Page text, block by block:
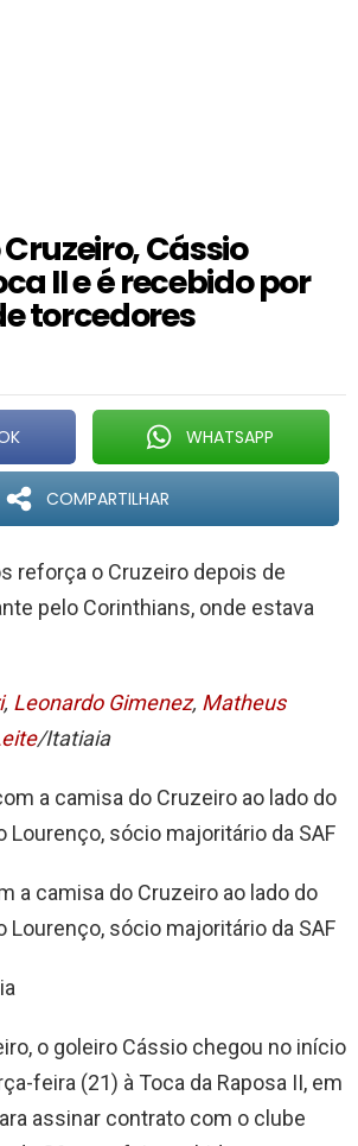
Cássio
II e é recebido por
torcedores
WHATSAPP
COMPARTILHAR
reforça o Cruzeiro depois de
pelo Corinthians, onde estava
, Leonardo Gimenez, Matheus
/Itatiaia
a camisa do Cruzeiro ao lado do
Lourenço, sócio majoritário da SAF
o goleiro Cássio chegou no início
feira (21) à Toca da Raposa II, em
assinar contrato com o clube